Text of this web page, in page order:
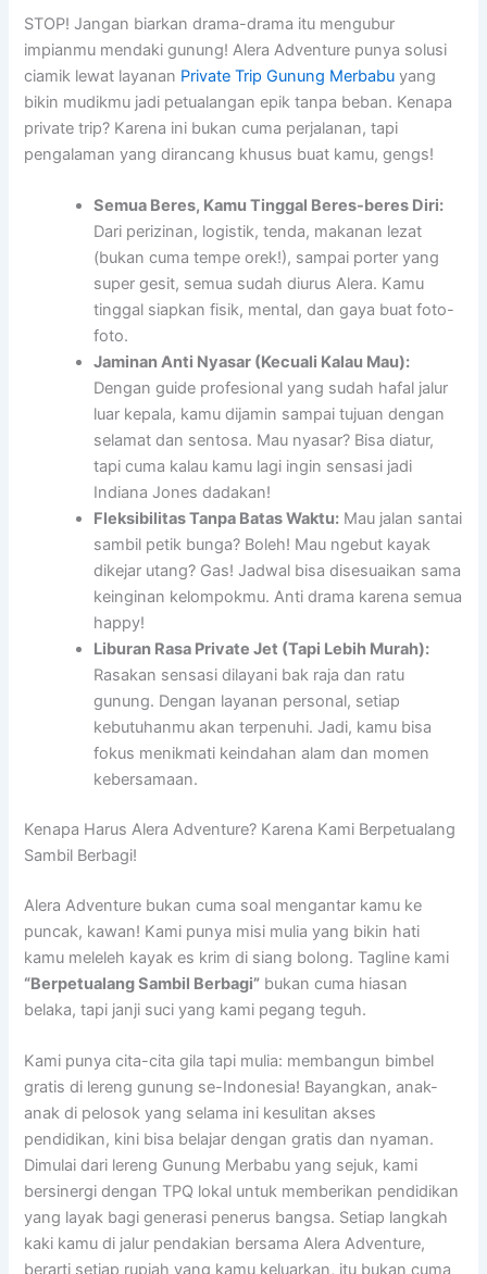
STOP! Jangan biarkan drama-drama itu mengubur
impianmu mendaki gunung! Alera Adventure punya solusi
ciamik lewat layanan Private Trip Gunung Merbabu yang
bikin mudikmu jadi petualangan epik tanpa beban. Kenapa
private trip? Karena ini bukan cuma perjalanan, tapi
pengalaman yang dirancang khusus buat kamu, gengs!
Semua Beres, Kamu Tinggal Beres-beres Diri:
Dari perizinan, logistik, tenda, makanan lezat
(bukan cuma tempe orek!), sampai porter yang
super gesit, semua sudah diurus Alera. Kamu
tinggal siapkan fisik, mental, dan gaya buat foto-
foto.
Jaminan Anti Nyasar (Kecuali Kalau Mau):
Dengan guide profesional yang sudah hafal jalur
luar kepala, kamu dijamin sampai tujuan dengan
selamat dan sentosa. Mau nyasar? Bisa diatur,
tapi cuma kalau kamu lagi ingin sensasi jadi
Indiana Jones dadakan!
Fleksibilitas Tanpa Batas Waktu: Mau jalan santai
sambil petik bunga? Boleh! Mau ngebut kayak
dikejar utang? Gas! Jadwal bisa disesuaikan sama
keinginan kelompokmu. Anti drama karena semua
happy!
Liburan Rasa Private Jet (Tapi Lebih Murah):
Rasakan sensasi dilayani bak raja dan ratu
gunung. Dengan layanan personal, setiap
kebutuhanmu akan terpenuhi. Jadi, kamu bisa
fokus menikmati keindahan alam dan momen
kebersamaan.
Kenapa Harus Alera Adventure? Karena Kami Berpetualang
Sambil Berbagi!
Alera Adventure bukan cuma soal mengantar kamu ke
puncak, kawan! Kami punya misi mulia yang bikin hati
kamu meleleh kayak es krim di siang bolong. Tagline kami
“Berpetualang Sambil Berbagi” bukan cuma hiasan
belaka, tapi janji suci yang kami pegang teguh.
Kami punya cita-cita gila tapi mulia: membangun bimbel
gratis di lereng gunung se-Indonesia! Bayangkan, anak-
anak di pelosok yang selama ini kesulitan akses
pendidikan, kini bisa belajar dengan gratis dan nyaman.
Dimulai dari lereng Gunung Merbabu yang sejuk, kami
bersinergi dengan TPQ lokal untuk memberikan pendidikan
yang layak bagi generasi penerus bangsa. Setiap langkah
kaki kamu di jalur pendakian bersama Alera Adventure,
berarti setiap rupiah yang kamu keluarkan, itu bukan cuma